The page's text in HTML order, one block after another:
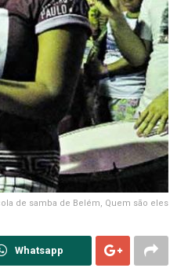
de samba de Belém, Quem são eles
Whatsapp